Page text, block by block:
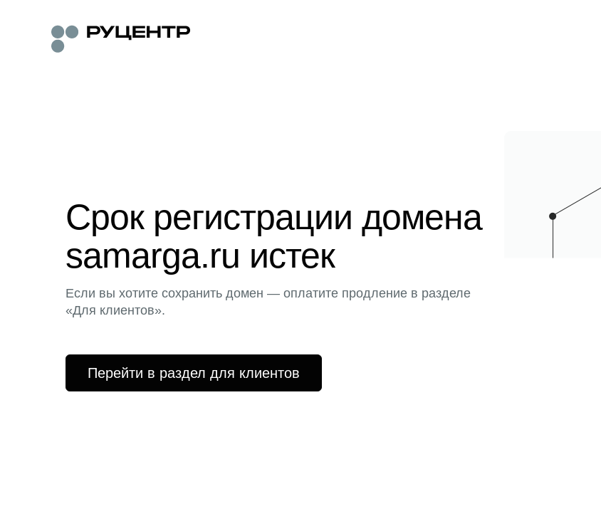
Срок регистрации домена
samarga.ru истек
Если вы хотите сохранить домен — оплатите продление в разделе
«Для клиентов».
Перейти в раздел для клиентов